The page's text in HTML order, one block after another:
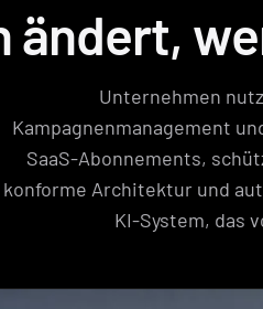
ändert,
Unternehmen
Kampagnenmanagement
SaaS-Abonnements,
konforme Architektur und
KI-System, das